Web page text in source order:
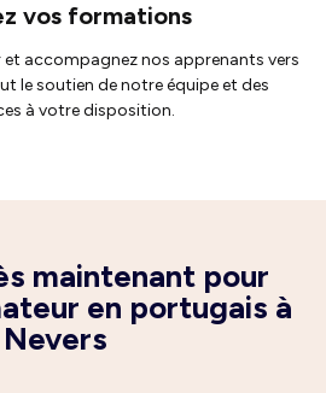
vos formations
et accompagnez nos apprenants vers
le soutien de notre équipe et des
à votre disposition.
maintenant pour
en portugais à
Nevers